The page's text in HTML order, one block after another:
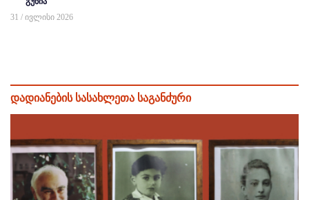
31 / ივლისი 2026
დადიანების სასახლეთა საგანძური